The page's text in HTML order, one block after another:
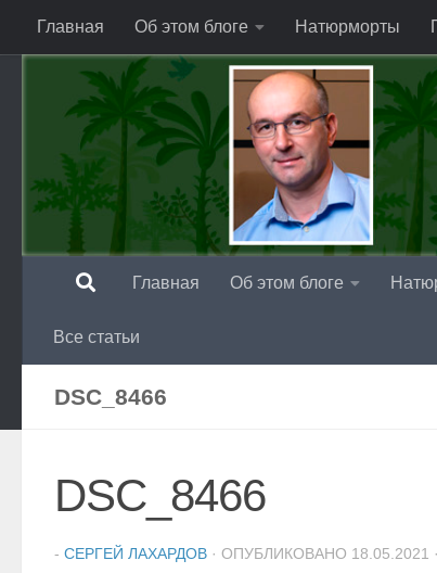
Перейти к содержимому
Главная Об этом блоге Натюрморты
Главная Об этом блоге
Все статьи
DSC_8466
DSC_8466
- СЕРГЕЙ ЛАХАРДОВ · ОПУБЛИКОВАНО 18.05.2021